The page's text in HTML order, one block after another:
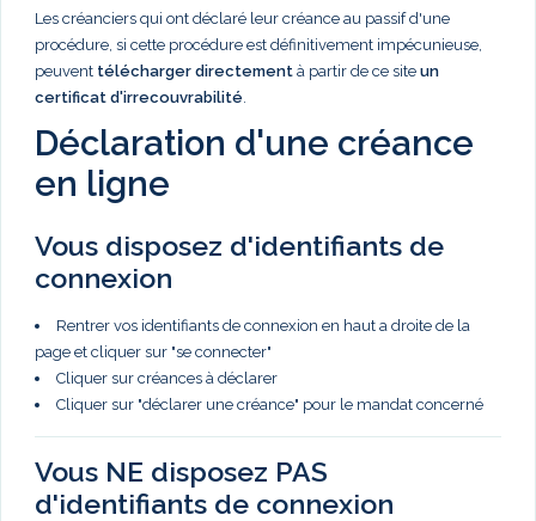
Les créanciers qui ont déclaré leur créance au passif d'une
procédure, si cette procédure est définitivement impécunieuse,
peuvent télécharger directement à partir de ce site un
certificat d'irrecouvrabilité.
Déclaration d'une créance
en ligne
Vous disposez d'identifiants de
connexion
Rentrer vos identifiants de connexion en haut a droite de la
page et cliquer sur "se connecter"
Cliquer sur créances à déclarer
Cliquer sur "déclarer une créance" pour le mandat concerné
Vous NE disposez PAS
d'identifiants de connexion